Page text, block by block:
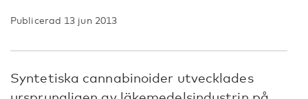
Publicerad 13 jun 2013
Syntetiska cannabinoider utvecklades